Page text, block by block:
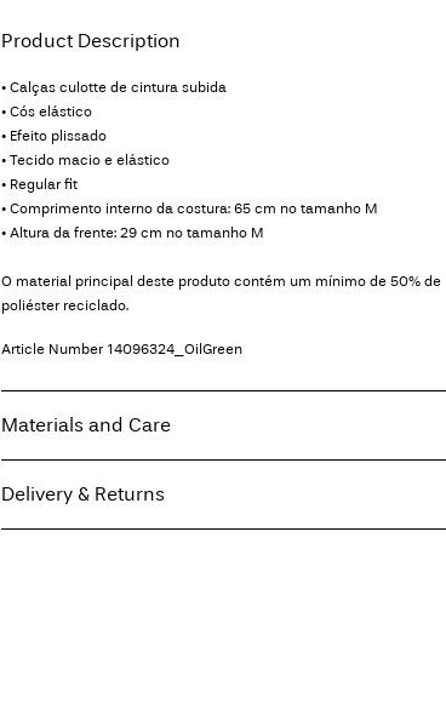
Product Description
• Calças culotte de cintura subida
• Cós elástico
• Efeito plissado
• Tecido macio e elástico
• Regular fit
• Comprimento interno da costura: 65 cm no tamanho M
• Altura da frente: 29 cm no tamanho M
O material principal deste produto contém um mínimo de 50% de
poliéster reciclado.
Article Number 14096324_OilGreen
Materials and Care
Delivery & Returns